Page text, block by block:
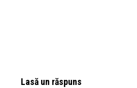
Lasă un răspuns